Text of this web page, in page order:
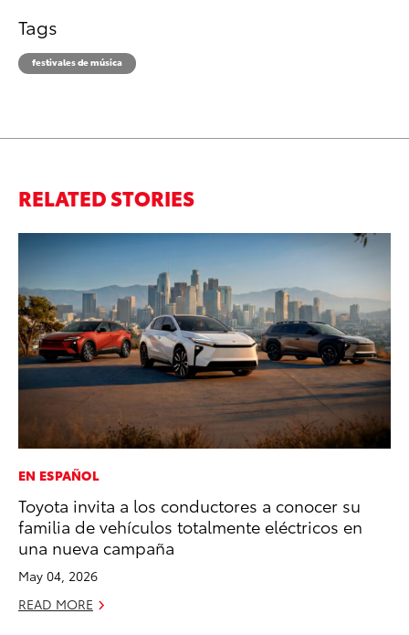
Tags
festivales de música
RELATED STORIES
EN ESPAÑOL
Toyota invita a los conductores a conocer su
familia de vehículos totalmente eléctricos en
una nueva campaña
May 04, 2026
READ MORE